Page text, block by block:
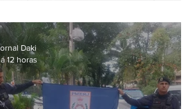
Daki
12 horas